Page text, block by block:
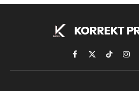
Facebook
X
(Twitter)
TikTok